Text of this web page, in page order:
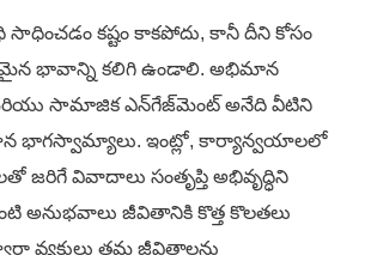
కష్టం కాకపోదు, కానీ దీని కోసం
భావాన్ని కలిగి ఉండాలి. అభిమాన
సామాజిక ఎన్‌గేజ్‌మెంట్ అనేది వీటిని
భాగస్వామ్యాలు. ఇంట్లో, కార్యాన్వయాలలో
జరిగే వివాదాలు సంతృప్తి అభివృద్ధిని
అనుభవాలు జీవితానికి కొత్త కొలతలు
వ్యక్తులు తమ జీవితాలను